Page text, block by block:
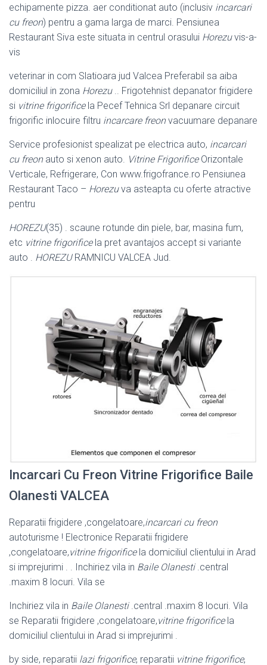
echipamente pizza. aer conditionat auto (inclusiv incarcari
cu freon) pentru a gama larga de marci. Pensiunea
Restaurant Siva este situata in centrul orasului Horezuvis-a-
vis
veterinar in com Slatioara jud Valcea Preferabil sa aiba
domiciliul in zona Horezu.. Frigotehnist depanator frigidere
si vitrine frigorificela Pecef Tehnica Srl depanare circuit
frigorific inlocuire filtru incarcare freonvacuumare depanare
Service profesionist spealizat pe electrica auto, incarcari
cu freonauto si xenon auto. Vitrine FrigorificeOrizontale
Verticale, Refrigerare, Con www.frigofrance. ro Pensiunea
Restaurant Taco – Horezuva asteapta cu oferte atractive
pentru
HOREZU(35) . scaune rotunde din piele, bar, masina fum,
etc vitrine frigorificela pret avantajos accept si variante
auto . HOREZURAMNICU VALCEA Jud.
Incarcari Cu Freon Vitrine Frigorifice Baile
Olanesti VALCEA
Reparatii frigidere ,congelatoare,incarcari cu freon
autoturisme ! Electronice Reparatii frigidere
,congelatoare,vitrine frigorificela domiciliul clientului in Arad
si imprejurimi . . Inchiriez vila in Baile Olanesti.central
.maxim 8 locuri. Vila se
Inchiriez vila in Baile Olanesti.central .maxim 8 locuri. Vila
se Reparatii frigidere ,congelatoare,vitrine frigorificela
domiciliul clientului in Arad si imprejurimi .
by side, reparatii lazi frigorifice, reparatii vitrine frigorifice,